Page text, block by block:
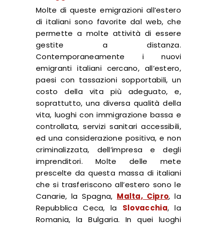
Molte di queste emigrazioni all’estero
di italiani sono favorite dal web, che
permette a molte attività di essere
gestite a distanza.
Contemporaneamente i nuovi
emigranti italiani cercano, all’estero,
paesi con tassazioni sopportabili, un
costo della vita più adeguato, e,
soprattutto, una diversa qualità della
vita, luoghi con immigrazione bassa e
controllata, servizi sanitari accessibili,
ed una considerazione positiva, e non
criminalizzata, dell’impresa e degli
imprenditori. Molte delle mete
prescelte da questa massa di italiani
che si trasferiscono all’estero sono le
Canarie, la Spagna, Malta, Cipro, la
Repubblica Ceca, la Slovacchia, la
Romania, la Bulgaria. In quei luoghi